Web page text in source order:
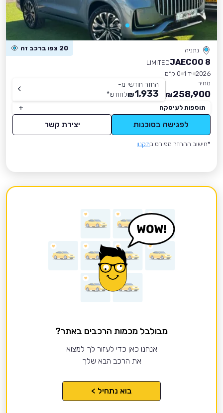
נתניה 20 צפו ברכב זה
JAECOO 8
LIMITED
2026 יד 1
0 ק״מ
מחיר
258,900
₪
החזר חודשי מ-
1,933
₪לחודש*
תוספות לעיסקה
לפגישה בסוכנות יצירת קשר
*חישוב ההחזר מפורט בתקנון
מבולבל מכמות הרכבים באתר?
אנחנו כאן כדי לעזור לך למצוא
את הרכב הבא שלך
בוא נתחיל >